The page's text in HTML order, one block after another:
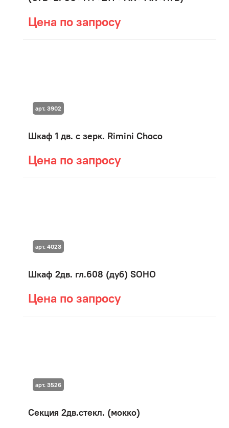
Цена по запросу
Шкаф 1 дв. с зерк. Rimini Choco
Цена по запросу
арт. 3902
Шкаф 2дв. гл.608 (дуб) SOHO
Цена по запросу
арт. 4023
Секция 2дв.стекл. (мокко)
арт. 3526